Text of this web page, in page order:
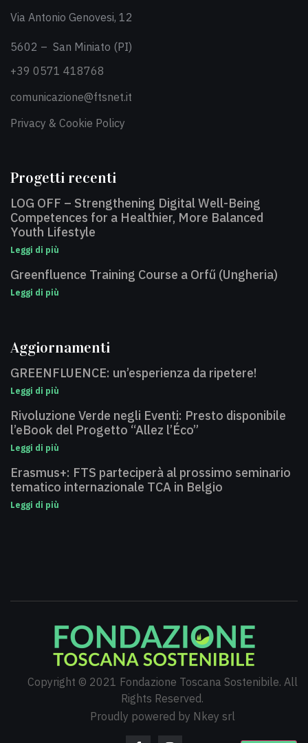
Via Antonio Genovesi, 12
5602 – San Miniato (PI)
+39 0571 418768
comunicazione@ftsnet.it
Privacy & Cookie Policy
Progetti recenti
LOG OFF – Strengthening Digital Well-Being
Competences for a Healthier, More Balanced
Youth Lifestyle
Leggi di più
Greenfluence Training Course a Orfű (Ungheria)
Leggi di più
Aggiornamenti
GREENFLUENCE: un’esperienza da ripetere!
Leggi di più
Rivoluzione Verde negli Eventi: Presto disponibile
l’eBook del Progetto “Allez l’Éco”
Leggi di più
Erasmus+: FTS parteciperà al prossimo seminario
tematico internazionale TCA in Belgio
Leggi di più
Copyright © 2021 Fondazione Toscana Sostenibile. All
Rights Reserved.
Proudly powered by Nkey srl